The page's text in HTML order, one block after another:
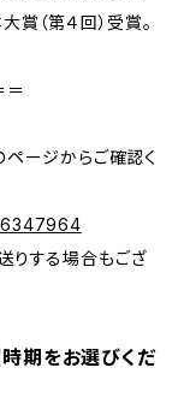
賞（第４回）受賞。
＝
ページからご確認く
りする場合もござ
期をお選びくだ